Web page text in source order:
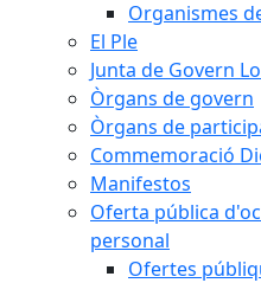
Organismes
El Ple
Junta de Govern
Òrgans de govern
Òrgans de
Commemoració
Manifestos
Oferta pública
personal
Ofertes